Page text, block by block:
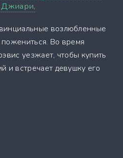
Джиари,
возлюбленные
Во время
уезжает, чтобы купить
и встречает девушку его